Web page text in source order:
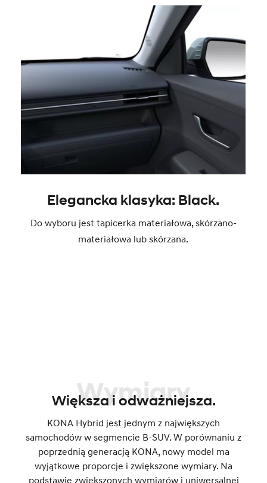
Elegancka klasyka: Black.
Do wyboru jest tapicerka materiałowa, skórzano-
materiałowa lub skórzana.
Wymiary
Większa i odważniejsza.
KONA Hybrid jest jednym z największych
samochodów w segmencie B-SUV. W porównaniu z
poprzednią generacją KONA, nowy model ma
wyjątkowe proporcje i zwiększone wymiary. Na
podstawie zwiększonych wymiarów i uniwersalnej